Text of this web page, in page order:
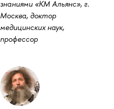
знаниями «КМ Альянс», г.
Москва, доктор
медицинских наук,
профессор